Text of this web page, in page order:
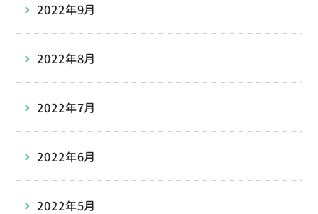
2022年9月
2022年8月
2022年7月
2022年6月
2022年5月